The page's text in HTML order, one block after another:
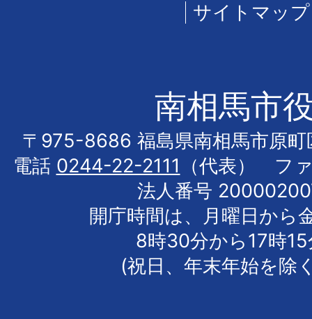
サイトマップ
南相馬市
〒975-8686 福島県南相馬市原町
電話 0244-22-2111
（代表） フ
法人番号
開庁時間は、月曜日から
8時30分から17時
(祝日、年末年始を除